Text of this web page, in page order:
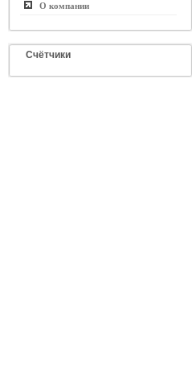
О компании
Счётчики